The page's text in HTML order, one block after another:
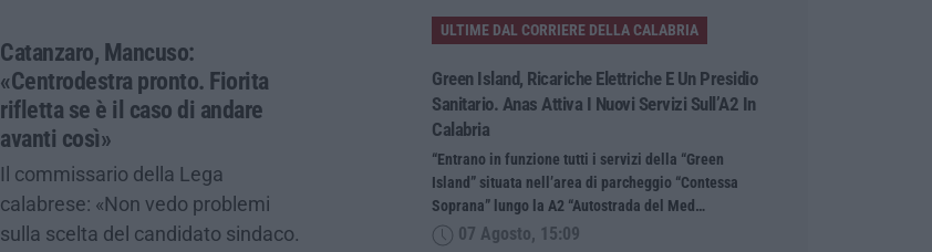
Catanzaro, Mancuso:
«Centrodestra pronto. Fiorita
rifletta se è il caso di andare
avanti così»
Il commissario della Lega
calabrese: «Non vedo problemi
sulla scelta del candidato sindaco.
ULTIME DAL CORRIERE DELLA CALABRIA
Green Island, Ricariche Elettriche E Un Presidio
Sanitario. Anas Attiva I Nuovi Servizi Sull’A2 In
Calabria
“Entrano in funzione tutti i servizi della “Green
Island” situata nell’area di parcheggio “Contessa
Soprana” lungo la A2 “Autostrada del Med…
07 Agosto, 15:09